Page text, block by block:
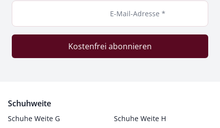
E-Mail-Adresse *
Kostenfrei abonnieren
Schuhweite
Schuhe Weite G
Schuhe Weite H